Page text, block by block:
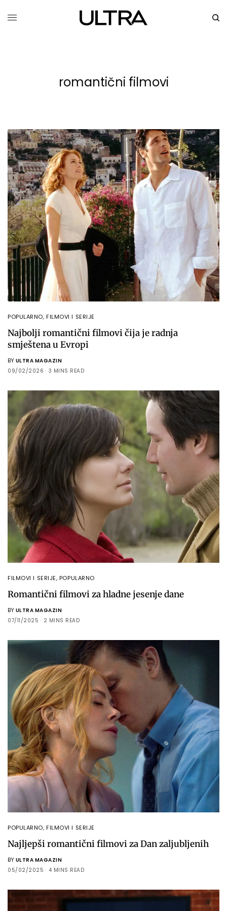
romantični filmovi
POPULARNO,FILMOVI I SERIJE
Najbolji romantični filmovi čija je radnja
smještena u Evropi
BY ULTRA MAGAZIN
09/02/2026
3 MINS READ
FILMOVI I SERIJE, POPULARNO
Romantični filmovi za hladne jesenje dane
BY ULTRA MAGAZIN
07/11/2025
2 MINS READ
POPULARNO,FILMOVI I SERIJE
Najljepši romantični filmovi za Dan zaljubljenih
BY ULTRA MAGAZIN
05/02/2025
4 MINS READ